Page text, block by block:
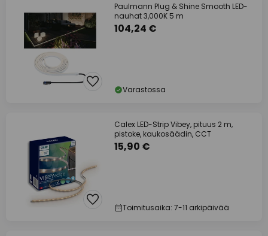
Paulmann Plug & Shine Smooth LED-
nauhat 3,000K 5 m
104,24 €
Varastossa
Calex LED-Strip Vibey, pituus 2 m,
pistoke, kaukosäädin, CCT
15,90 €
Toimitusaika: 7-11 arkipäivää